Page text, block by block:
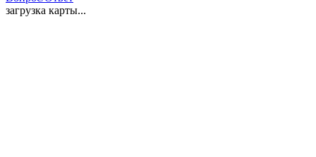
загрузка карты...